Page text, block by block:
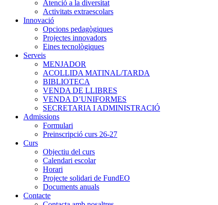
Atenció a la diversitat
Activitats extraescolars
Innovació
Opcions pedagògiques
Projectes innovadors
Eines tecnològiques
Serveis
MENJADOR
ACOLLIDA MATINAL/TARDA
BIBLIOTECA
VENDA DE LLIBRES
VENDA D’UNIFORMES
SECRETARIA I ADMINISTRACIÓ
Admissions
Formulari
Preinscripció curs 26-27
Curs
Objectiu del curs
Calendari escolar
Horari
Projecte solidari de FundEO
Documents anuals
Contacte